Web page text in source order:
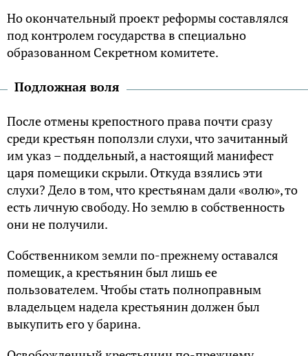
Но окончательный проект реформы составлялся
под контролем государства в специально
образованном Секретном комитете.
Подложная воля
После отмены крепостного права почти сразу
среди крестьян поползли слухи, что зачитанный
им указ – поддельный, а настоящий манифест
царя помещики скрыли. Откуда взялись эти
слухи? Дело в том, что крестьянам дали «волю», то
есть личную свободу. Но землю в собственность
они не получили.
Собственником земли по-прежнему оставался
помещик, а крестьянин был лишь ее
пользователем. Чтобы стать полноправным
владельцем надела крестьянин должен был
выкупить его у барина.